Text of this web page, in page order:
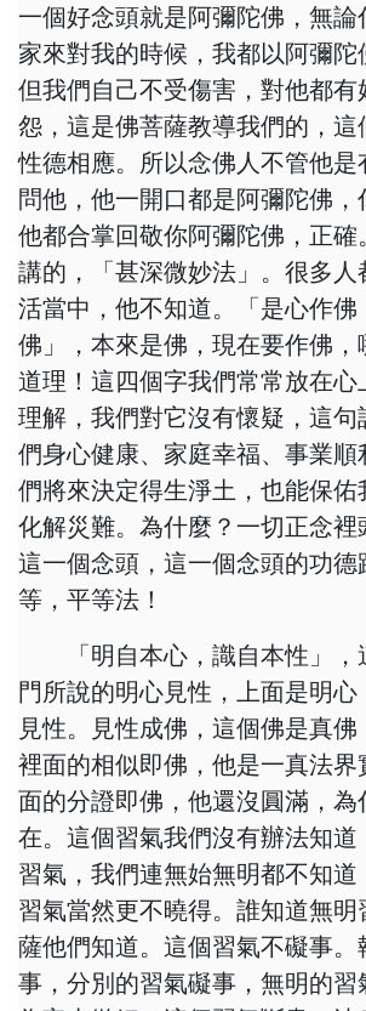
一個好念頭就是阿彌陀佛，無論
家來對我的時候，我都以阿彌陀
但我們自己不受傷害，對他都有
怨，這是佛菩薩教導我們的，這
性德相應。所以念佛人不管他是
問他，他一開口都是阿彌陀佛，
他都合掌回敬你阿彌陀佛，正確
講的，「甚深微妙法」。很多人
活當中，他不知道。「是心作佛
佛」，本來是佛，現在要作佛，
道理！這四個字我們常常放在心
理解，我們對它沒有懷疑，這句
們身心健康、家庭幸福、事業順
們將來決定得生淨土，也能保佑
化解災難。為什麼？一切正念裡
這一個念頭，這一個念頭的功德
等，平等法！
「明自本心，識自本性」，
門所說的明心見性，上面是明心
見性。見性成佛，這個佛是真
裡面的相似即佛，他是一真法界
面的分證即佛，他還沒圓滿，為
在。這個習氣我們沒有辦法知道
習氣，我們連無始無明都不知道
習氣當然更不曉得。誰知道無
薩他們知道。這個習氣不礙事。
事，分別的習氣礙事，無明的習